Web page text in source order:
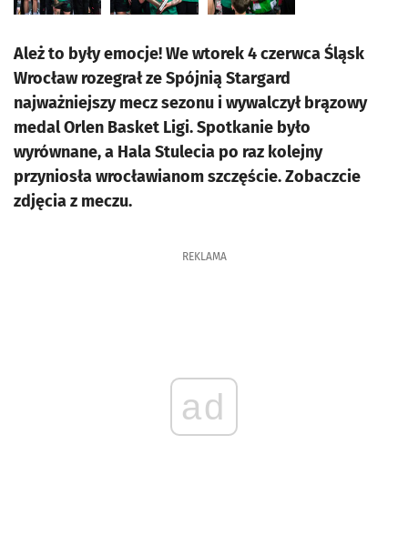
Ależ to były emocje! We wtorek 4 czerwca Śląsk
Wrocław rozegrał ze Spójnią Stargard
najważniejszy mecz sezonu i wywalczył brązowy
medal Orlen Basket Ligi. Spotkanie było
wyrównane, a Hala Stulecia po raz kolejny
przyniosła wrocławianom szczęście. Zobaczcie
zdjęcia z meczu.
REKLAMA
ad